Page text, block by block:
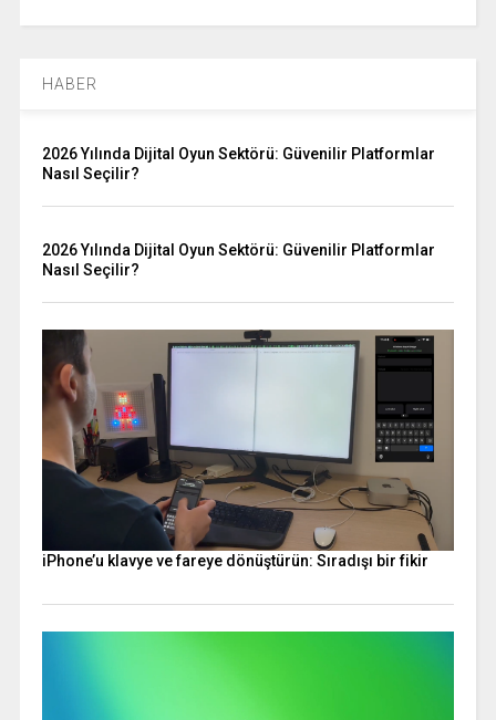
HABER
2026 Yılında Dijital Oyun Sektörü: Güvenilir Platformlar
Nasıl Seçilir?
2026 Yılında Dijital Oyun Sektörü: Güvenilir Platformlar
Nasıl Seçilir?
iPhone’u klavye ve fareye dönüştürün: Sıradışı bir fikir